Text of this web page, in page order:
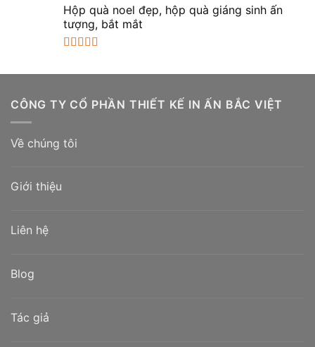
hạng 5.005
sao
Hộp quà noel đẹp, hộp quà giáng sinh ấn
tượng, bắt mắt
CÔNG TY CỔ PHẦN THIẾT KẾ IN ẤN BẮC VIỆT
Về chúng tôi
Giới thiệu
Liên hệ
Blog
Tác giả